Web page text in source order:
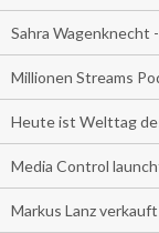
Sahra Wagenknecht
Millionen Streams
Heute ist Welttag
Media Control
Markus Lanz